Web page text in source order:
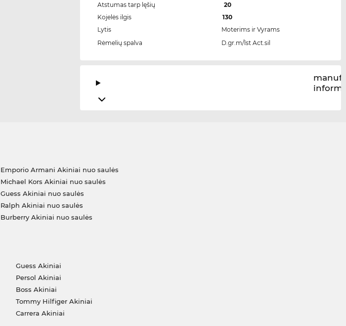
Atstumas tarp lęšių
20
Kojelės ilgis
130
Lytis
Moterims ir Vyrams
Rėmelių spalva
D.gr.m/lst Act.sil
Emporio Armani Akiniai nuo saulės
Michael Kors Akiniai nuo saulės
Guess Akiniai nuo saulės
Ralph Akiniai nuo saulės
Burberry Akiniai nuo saulės
Guess Akiniai
Persol Akiniai
Boss Akiniai
Tommy Hilfiger Akiniai
Carrera Akiniai